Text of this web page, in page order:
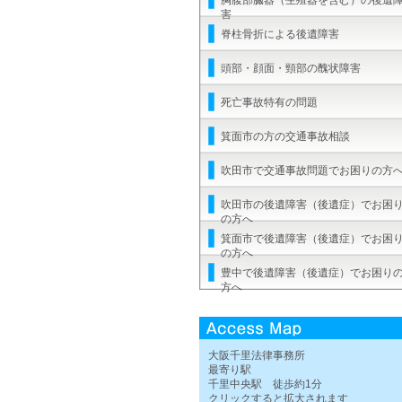
害
脊柱骨折による後遺障害
頭部・顔面・頸部の醜状障害
死亡事故特有の問題
箕面市の方の交通事故相談
吹田市で交通事故問題でお困りの方
吹田市の後遺障害（後遺症）でお困り
の方へ
箕面市で後遺障害（後遺症）でお困り
の方へ
豊中で後遺障害（後遺症）でお困り
方へ
大阪千里法律事務所
最寄り駅
千里中央駅 徒歩約1分
クリックすると拡大されます